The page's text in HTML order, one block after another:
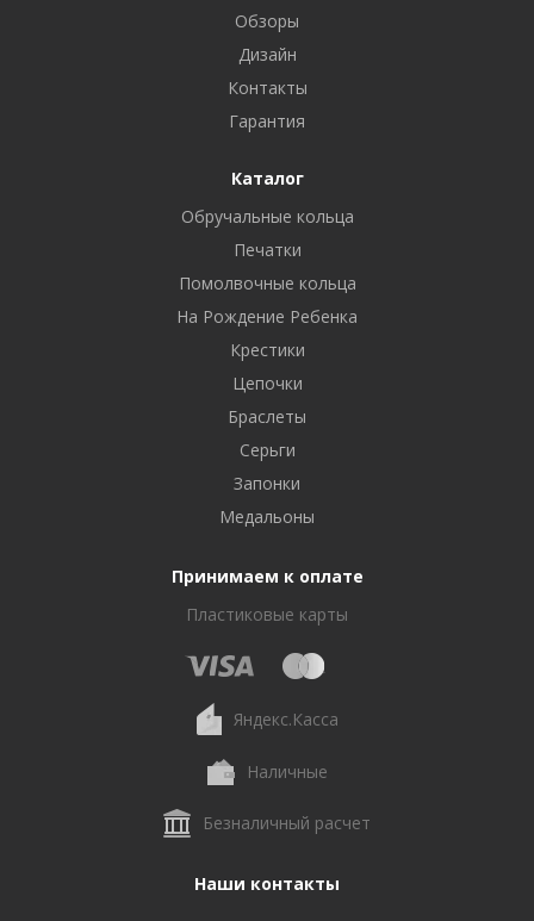
Обзоры
Дизайн
Контакты
Гарантия
Каталог
Обручальные кольца
Печатки
Помолвочные кольца
На Рождение Ребенка
Крестики
Цепочки
Браслеты
Серьги
Запонки
Медальоны
Принимаем к оплате
Пластиковые карты
Яндекс.Касса
Наличные
Безналичный расчет
Наши контакты